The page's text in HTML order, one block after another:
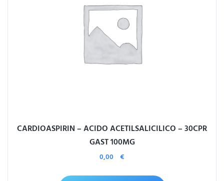
CARDIOASPIRIN – ACIDO ACETILSALICILICO – 30CPR
GAST 100MG
0,00 €